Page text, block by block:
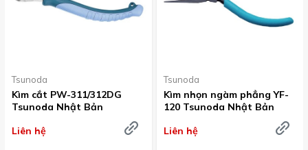
Tsunoda
Kìm cắt PW-311/312DG
Tsunoda Nhật Bản
Liên hệ
Tsunoda
Kìm nhọn ngàm phẳng YF-
120 Tsunoda Nhật Bản
Liên hệ